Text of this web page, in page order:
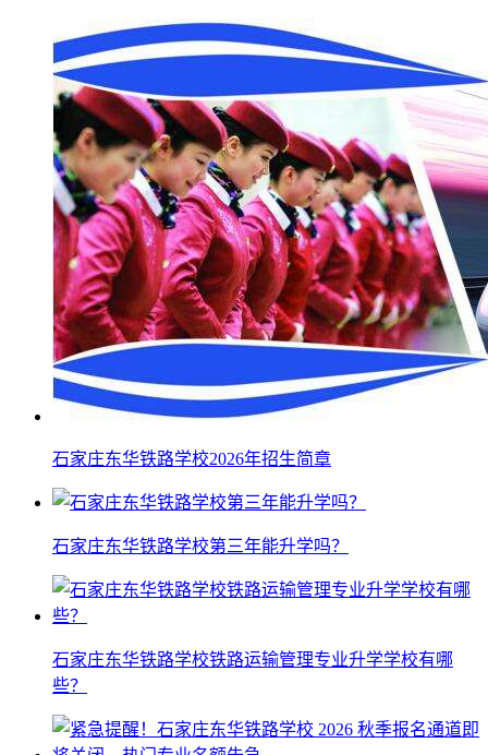
石家庄东华铁路学校2026年招生简章
石家庄东华铁路学校第三年能升学吗？
石家庄东华铁路学校铁路运输管理专业升学学校有哪
些？